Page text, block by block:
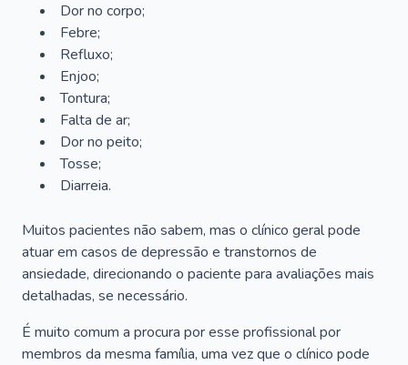
Dor no corpo;
Febre;
Refluxo;
Enjoo;
Tontura;
Falta de ar;
Dor no peito;
Tosse;
Diarreia.
Muitos pacientes não sabem, mas o clínico geral pode
atuar em casos de depressão e transtornos de
ansiedade, direcionando o paciente para avaliações mais
detalhadas, se necessário.
É muito comum a procura por esse profissional por
membros da mesma família, uma vez que o clínico pode